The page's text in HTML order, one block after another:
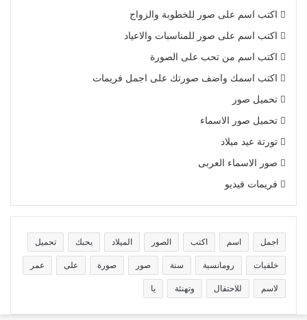
اكتب اسم على صور للخطوبة والزواج
اكتب اسم على صور للمناسبات والاعياد
اكتب اسم من تحب على الصورة
اكتب اسمك واضف صورتك على اجمل فريمات
تحميل صور
تحميل صور الاسماء
تورتة عيد ميلاد
صور الاسماء العربى
فريمات فيديو
اجمل اسم اكتب الصور الميلاد بحبك تحميل
خلفيات رومانسية سنة صور صورة على عمر
لاسم للاحتفال وتهنئة يا